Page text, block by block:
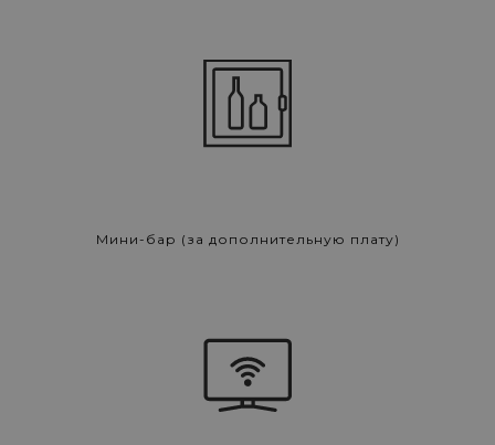
Мини-бар (за дополнительную плату)